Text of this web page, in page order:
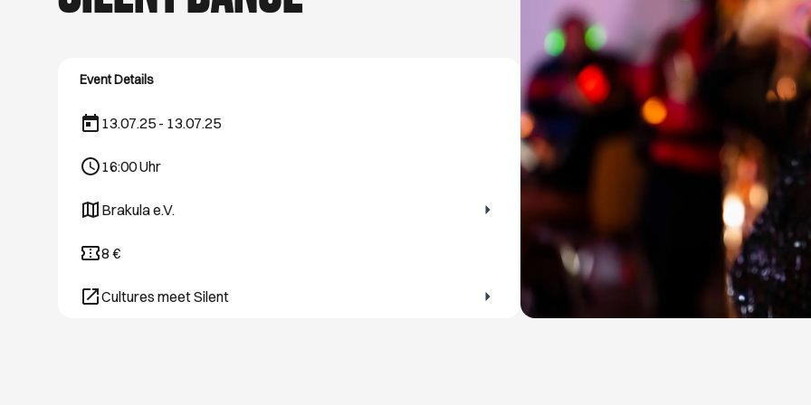
Spaziergänge. Wir verraten dir die schönsten Orte zum Spazieren
zwischen
sie heute
zur Kunst
kleinen
Event Details
13.07.25 - 13.07.25
16:00Uhr
Brakula e.V.
Öffnet ein neues Browser-Tab
8 €
Cultures meet Silent
Öffnet ein neues Browser-Tab